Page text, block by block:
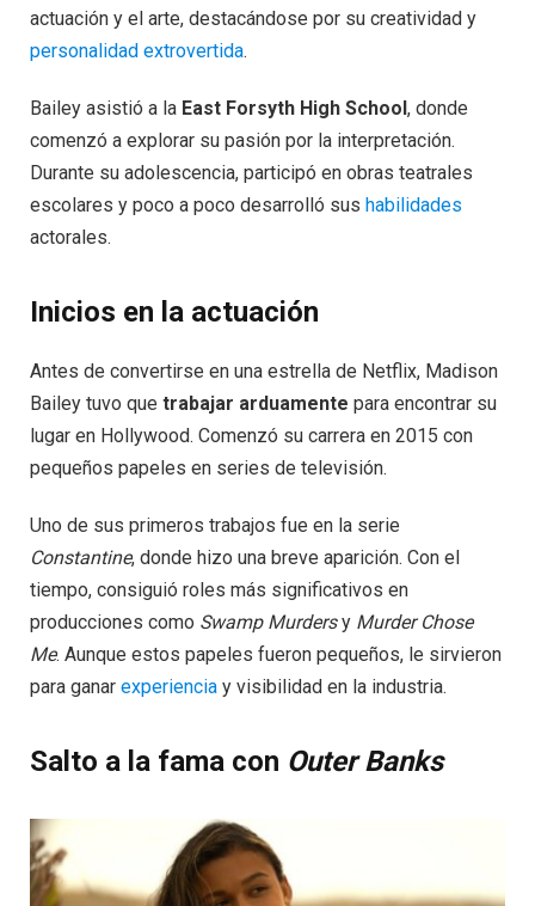
actuación y el arte, destacándose por su creatividad y
personalidad extrovertida.
Bailey asistió a la East Forsyth High School , donde
comenzó a explorar su pasión por la interpretación.
Durante su adolescencia, participó en obras teatrales
escolares y poco a poco desarrolló sus habilidades
actorales.
Inicios en la actuación
Antes de convertirse en una estrella de Netflix, Madison
Bailey tuvo que trabajar arduamente para encontrar su
lugar en Hollywood. Comenzó su carrera en 2015 con
pequeños papeles en series de televisión.
Uno de sus primeros trabajos fue en la serie
Constantine, donde hizo una breve aparición. Con el
tiempo, consiguió roles más significativos en
producciones como Swamp Murdersy Murder Chose
Me. Aunque estos papeles fueron pequeños, le sirvieron
para ganar experiencia y visibilidad en la industria.
Salto a la fama con Outer Banks